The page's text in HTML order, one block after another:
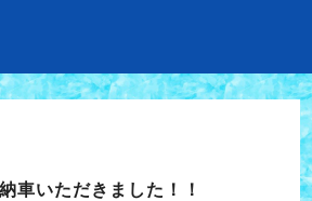
車いただきました！！